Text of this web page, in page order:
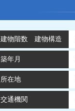
建物階数 建物構造
築年月
所在地
交通機関